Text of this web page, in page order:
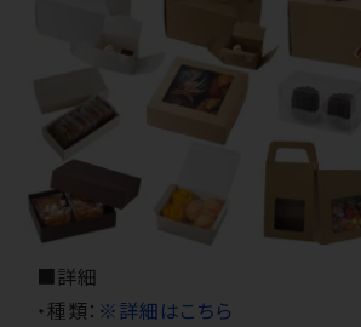
■詳細
・種類： ※詳細はこちら